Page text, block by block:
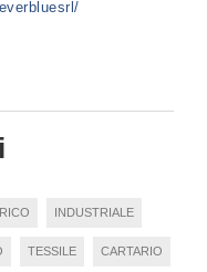
INDUSTRIALE
TESSILE CARTARIO